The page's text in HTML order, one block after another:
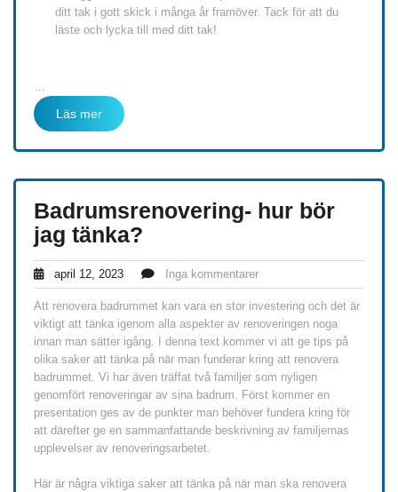
ditt tak i gott skick i många år framöver. Tack för att du
läste och lycka till med ditt tak!
…
Läs mer
Badrumsrenovering- hur bör
jag tänka?
april 12, 2023 Inga kommentarer
Att renovera badrummet kan vara en stor investering och det är
viktigt att tänka igenom alla aspekter av renoveringen noga
innan man sätter igång. I denna text kommer vi att ge tips på
olika saker att tänka på när man funderar kring att renovera
badrummet. Vi har även träffat två familjer som nyligen
genomfört renoveringar av sina badrum. Först kommer en
presentation ges av de punkter man behöver fundera kring för
att därefter ge en sammanfattande beskrivning av familjernas
upplevelser av renoveringsarbetet.
Här är några viktiga saker att tänka på när man ska renovera